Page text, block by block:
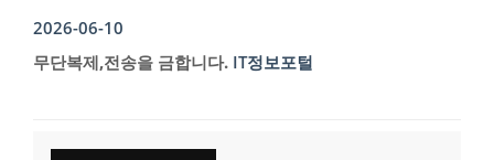
2026-06-10
무단복제,전송을 금합니다. IT정보포털